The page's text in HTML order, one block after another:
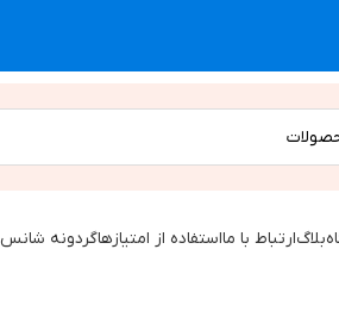
بلاگارتباط با مااستفاده از امتیازهاگردونه شانس